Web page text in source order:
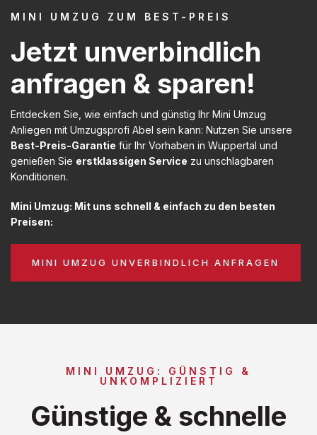
MINI UMZUG ZUM BEST-PREIS
Jetzt unverbindlich
anfragen & sparen!
Entdecken Sie, wie einfach und günstig Ihr Mini Umzug
Anliegen mit Umzugsprofi Abel sein kann: Nutzen Sie unsere
Best-Preis-Garantie für Ihr Vorhaben in Wuppertal und
genießen Sie erstklassigen Service zu unschlagbaren
Konditionen.
Mini Umzug: Mit uns schnell & einfach zu den besten
Preisen:
MINI UMZUG UNVERBINDLICH ANFRAGEN
MINI UMZUG: GÜNSTIG &
UNKOMPLIZIERT
Günstige & schnelle